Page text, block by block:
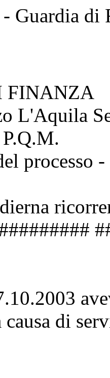
Guardia di
L'Aquila
processo
causa di